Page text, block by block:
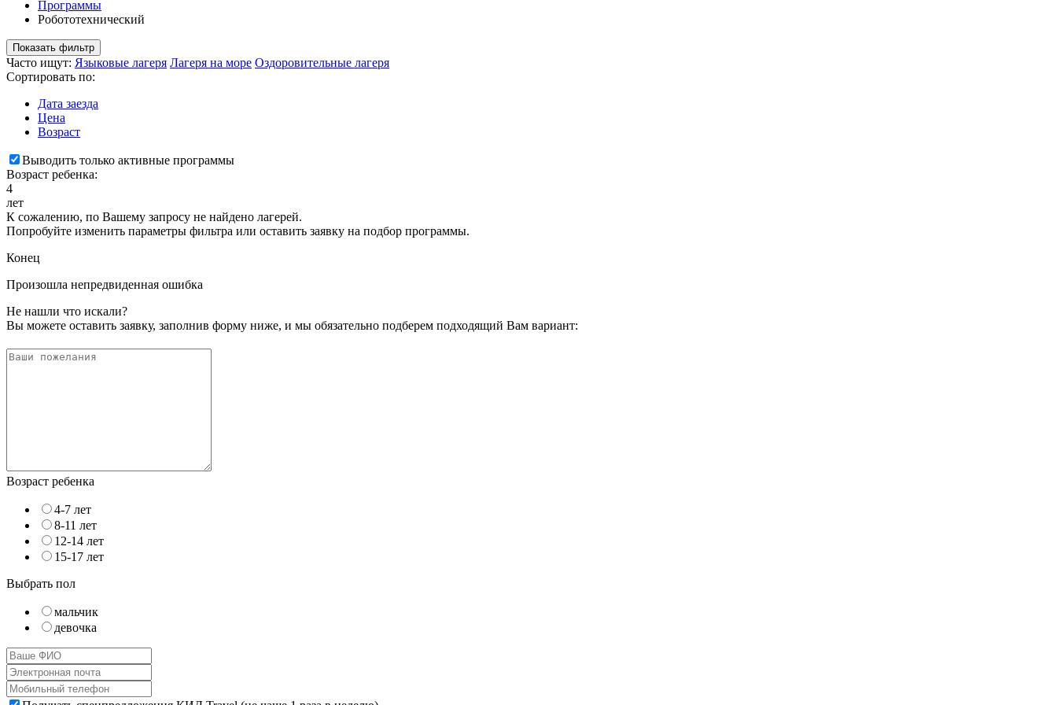
Программы
Робототехнический
Показать фильтр
Часто ищут: Языковые лагеря Лагеря на море Оздоровительные лагеря
Сортировать по:
Дата заезда
Цена
Возраст
Выводить только активные программы
Возраст ребенка:
4
лет
К сожалению, по Вашему запросу не найдено лагерей.
Попробуйте изменить параметры фильтра или оставить заявку на подбор программы.
Конец
Произошла непредвиденная ошибка
Не нашли что искали?
Вы можете оставить заявку, заполнив форму ниже, и мы обязательно подберем подходящий Вам вариант:
Возраст ребенка
4-7 лет
8-11 лет
12-14 лет
15-17 лет
Выбрать пол
мальчик
девочка